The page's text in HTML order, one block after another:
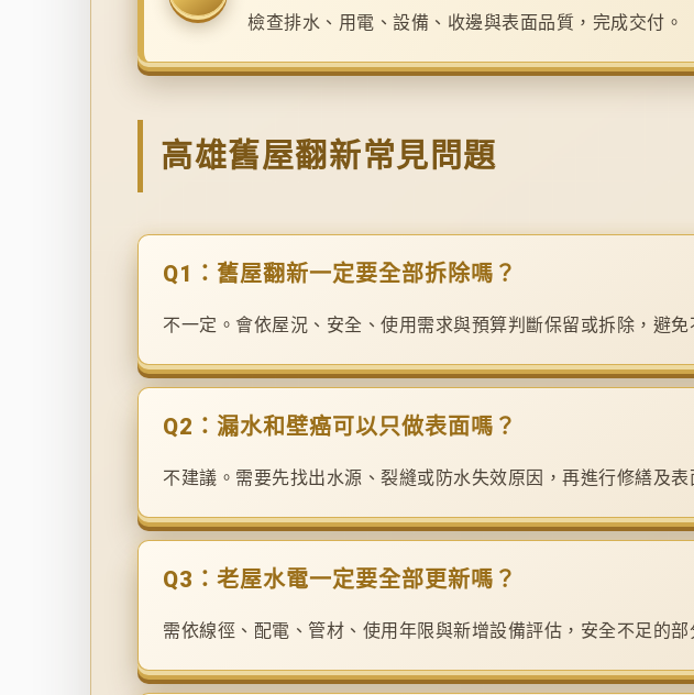
檢查排水、用電、設備、收邊與表面品質，完成交付。
高雄舊屋翻新常見問題
Q1：舊屋翻新一定要全部拆除嗎？
不一定。會依屋況、安全、使用需求與預算判斷保留或拆除，避免
Q2：漏水和壁癌可以只做表面嗎？
不建議。需要先找出水源、裂縫或防水失效原因，再進行修繕及表
Q3：老屋水電一定要全部更新嗎？
需依線徑、配電、管材、使用年限與新增設備評估，安全不足的部